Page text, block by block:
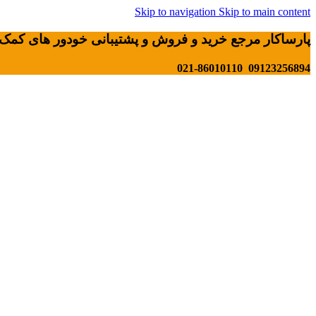
Skip to navigation Skip to main content
پارساکار مرجع خرید و فروش و پشتیبانی خودور های کمک
09123256894 021-86010110